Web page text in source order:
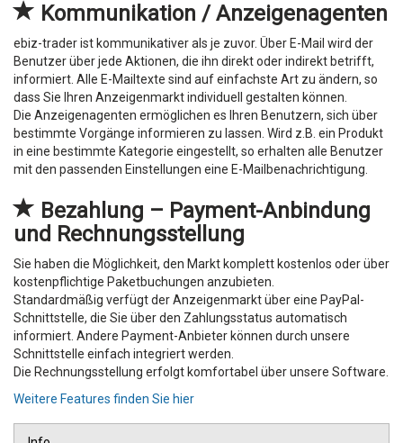
Kommunikation / Anzeigenagenten
ebiz-trader ist kommunikativer als je zuvor. Über E-Mail wird der
Benutzer über jede Aktionen, die ihn direkt oder indirekt betrifft,
informiert. Alle E-Mailtexte sind auf einfachste Art zu ändern, so
dass Sie Ihren Anzeigenmarkt individuell gestalten können.
Die Anzeigenagenten ermöglichen es Ihren Benutzern, sich über
bestimmte Vorgänge informieren zu lassen. Wird z.B. ein Produkt
in eine bestimmte Kategorie eingestellt, so erhalten alle Benutzer
mit den passenden Einstellungen eine E-Mailbenachrichtigung.
Bezahlung – Payment-Anbindung
und Rechnungsstellung
Sie haben die Möglichkeit, den Markt komplett kostenlos oder über
kostenpflichtige Paketbuchungen anzubieten.
Standardmäßig verfügt der Anzeigenmarkt über eine PayPal-
Schnittstelle, die Sie über den Zahlungsstatus automatisch
informiert. Andere Payment-Anbieter können durch unsere
Schnittstelle einfach integriert werden.
Die Rechnungsstellung erfolgt komfortabel über unsere Software.
Weitere Features finden Sie hier